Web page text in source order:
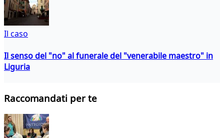
Il caso
Il senso del "no" al funerale del "venerabile maestro" in
Liguria
Raccomandati per te